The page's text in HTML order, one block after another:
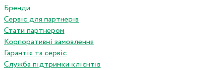
Бренди
Сервіс для партнерів
Стати партнером
Корпоративні замовлення
Гарантія та сервіс
Служба підтримки клієнтів